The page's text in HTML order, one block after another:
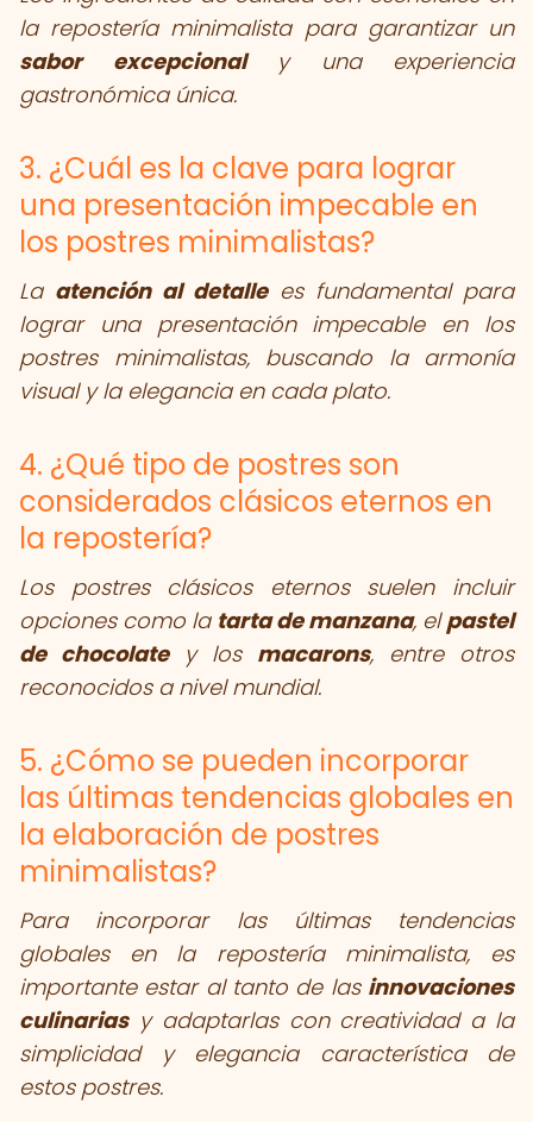
la repostería minimalista para garantizar un
sabor excepcionaly una experiencia
gastronómica única.
3. ¿Cuál es la clave para lograr
una presentación impecable en
los postres minimalistas?
La atención al detallees fundamental para
lograr una presentación impecable en los
postres minimalistas, buscando la armonía
visual y la elegancia en cada plato.
4. ¿Qué tipo de postres son
considerados clásicos eternos en
la repostería?
Los postres clásicos eternos suelen incluir
opciones como la tarta de manzana, elpastel
de chocolatey los macarons, entre otros
reconocidos a nivel mundial.
5. ¿Cómo se pueden incorporar
las últimas tendencias globales en
la elaboración de postres
minimalistas?
Para incorporar las últimas tendencias
globales en la repostería minimalista, es
importante estar al tanto de las innovaciones
culinariasy adaptarlas con creatividad a la
simplicidad y elegancia característica de
estos postres.